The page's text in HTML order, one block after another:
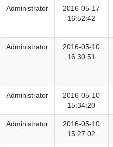
Administrator
2016-05-17
16:52:42
Administrator
2016-05-10
16:30:51
Administrator
2016-05-10
15:34:20
Administrator
2016-05-10
15:27:02